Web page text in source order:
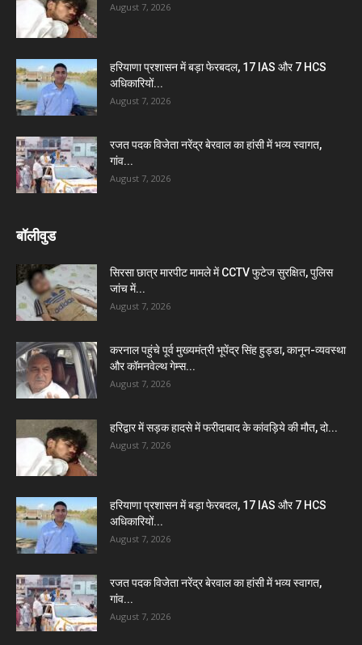
August 7, 2026
हरियाणा प्रशासन में बड़ा फेरबदल, 17 IAS और 7 HCS
अधिकारियों...
August 7, 2026
रजत पदक विजेता नरेंद्र बेरवाल का हांसी में भव्य स्वागत,
गांव...
August 7, 2026
बॉलीवुड
सिरसा छात्र मारपीट मामले में CCTV फुटेज सुरक्षित, पुलिस
जांच में...
August 7, 2026
करनाल पहुंचे पूर्व मुख्यमंत्री भूपेंद्र सिंह हुड्डा, कानून-व्यवस्था
और कॉमनवेल्थ गेम्स...
August 7, 2026
हरिद्वार में सड़क हादसे में फरीदाबाद के कांवड़िये की मौत, दो...
August 7, 2026
हरियाणा प्रशासन में बड़ा फेरबदल, 17 IAS और 7 HCS
अधिकारियों...
August 7, 2026
रजत पदक विजेता नरेंद्र बेरवाल का हांसी में भव्य स्वागत,
गांव...
August 7, 2026